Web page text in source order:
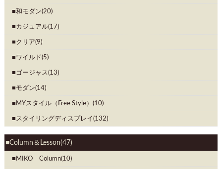
和モダン(20)
カジュアル(17)
クリア(9)
ワイルド(5)
ゴージャス(13)
モダン(14)
MYスタイル（Free Style）(10)
スタイリングディスプレイ(132)
Column＆Lesson(47)
MIKO Column(10)